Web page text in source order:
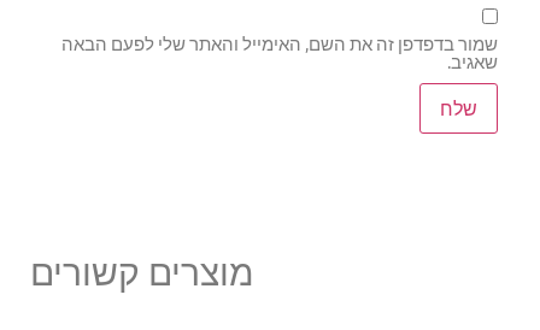
שמור בדפדפן זה את השם, האימייל והאתר שלי לפעם הבאה
שאגיב.
מוצרים קשורים